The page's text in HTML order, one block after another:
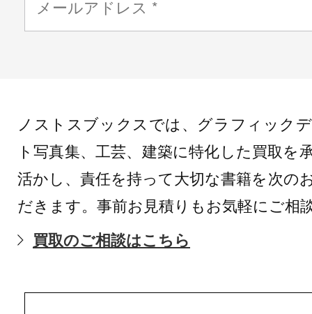
ノストスブックスでは、グラフィック
ト写真集、工芸、建築に特化した買取を
活かし、責任を持って大切な書籍を次の
だきます。事前お見積りもお気軽にご相
買取のご相談はこちら